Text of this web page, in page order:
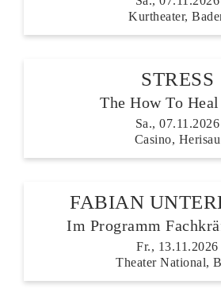
Kurtheater,
STRESS
The How To
Sa., 07.11.2026
Casino, Herisau
FABIAN
Im Programm
Fr., 13.11.2026
Theater National,